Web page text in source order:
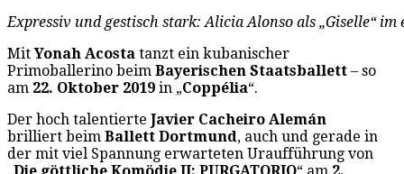
Expressiv und gestisch stark: Alicia Alonso als „Giselle“
MitYonah Acosta tanzt ein kubanischer
Primoballerino beim Bayerischen Staatsballett – so
am 22. Oktober 2019 in „Coppélia“.
Der hoch talentierte Javier Cacheiro Alemán
brilliert beim Ballett Dortmund, auch und gerade in
der mit viel Spannung erwarteten Uraufführung von